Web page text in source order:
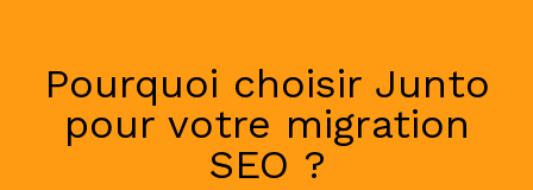
Pourquoi choisir Junto
pour votre migration
SEO ?